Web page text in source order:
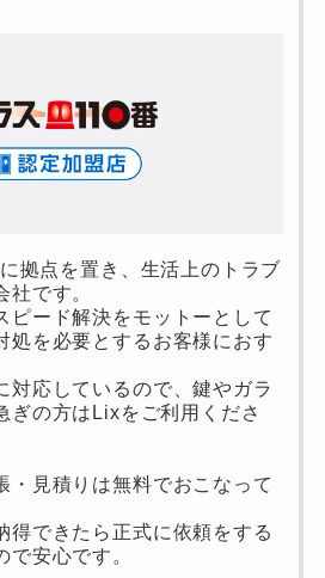
拠点を置き、生活上のトラブ
社です。
ピード解決をモットーとして
処を必要とするお客様におす
対応しているので、鍵やガラ
ぎの方はLixをご利用くださ
・見積りは無料でおこなって
得できたら正式に依頼をする
安心です。